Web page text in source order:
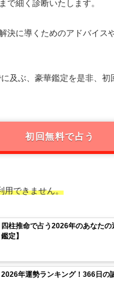
で細く診断いたします。
決に導くためのアドバイス
及ぶ、豪華鑑定を是非、初
初回無料で占う
用できません。
四柱推命で占う2026年のあなた
鑑定】
2026年運勢ランキング！366日の